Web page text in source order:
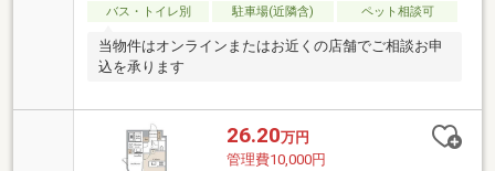
バス・トイレ別
駐車場(近隣含) ペット相談可
当物件はオンラインまたはお近くの店舗でご相談お申
込を承ります
26.20万円
管理費10,000円